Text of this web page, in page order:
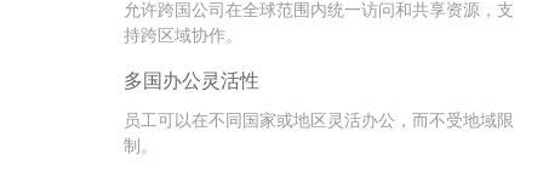
允许跨国公司在全球范围内统一访问和共享资源，支
持跨区域协作。
多国办公灵活性
员工可以在不同国家或地区灵活办公，而不受地域限
制。